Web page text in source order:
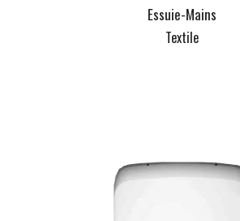
Essuie-Mains
Textile